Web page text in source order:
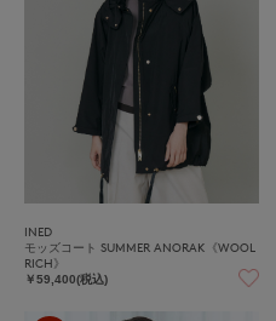
INED
モッズコート SUMMER ANORAK《WOOL
RICH》
￥59,400(税込)